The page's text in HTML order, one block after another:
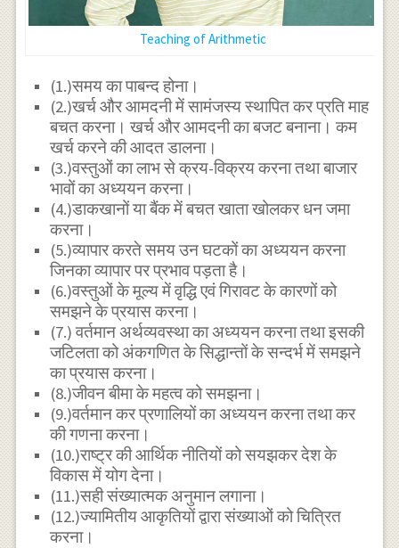
Teaching of Arithmetic
(1.)समय का पाबन्द होना।
(2.)खर्च और आमदनी में सामंजस्य स्थापित कर प्रति माह
बचत करना। खर्च और आमदनी का बजट बनाना। कम
खर्च करने की आदत डालना।
(3.)वस्तुओं का लाभ से क्रय-विक्रय करना तथा बाजार
भावों का अध्ययन करना।
(4.)डाकखानों या बैंक में बचत खाता खोलकर धन जमा
करना।
(5.)व्यापार करते समय उन घटकों का अध्ययन करना
जिनका व्यापार पर प्रभाव पड़ता है।
(6.)वस्तुओं के मूल्य में वृद्धि एवं गिरावट के कारणों को
समझने के प्रयास करना।
(7.) वर्तमान अर्थव्यवस्था का अध्ययन करना तथा इसकी
जटिलता को अंकगणित के सिद्धान्तों के सन्दर्भ में समझने
का प्रयास करना।
(8.)जीवन बीमा के महत्व को समझना।
(9.)वर्तमान कर प्रणालियों का अध्ययन करना तथा कर
की गणना करना।
(10.)राष्ट्र की आर्थिक नीतियों को सयझकर देश के
विकास में योग देना।
(11.)सही संख्यात्मक अनुमान लगाना।
(12.)ज्यामितीय आकृतियों द्वारा संख्याओं को चित्रित
करना।